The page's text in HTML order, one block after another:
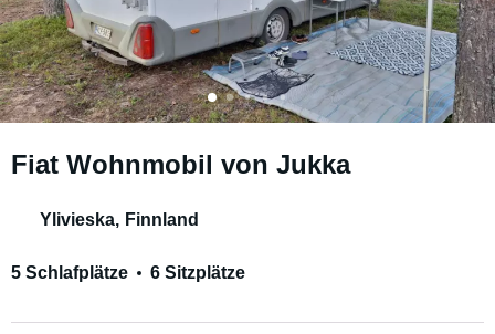
Fiat Wohnmobil von Jukka
Ylivieska, Finnland
5 Schlafplätze 6 Sitzplätze